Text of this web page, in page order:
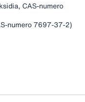
CAS-numero
numero 7697-37-2)